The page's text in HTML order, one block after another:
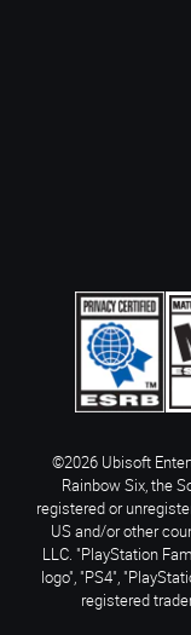
©2026 Ubisoft
Rainbow Six, the
registered or
US and/or other
LLC. "PlayStation
logo", "PS4",
registered